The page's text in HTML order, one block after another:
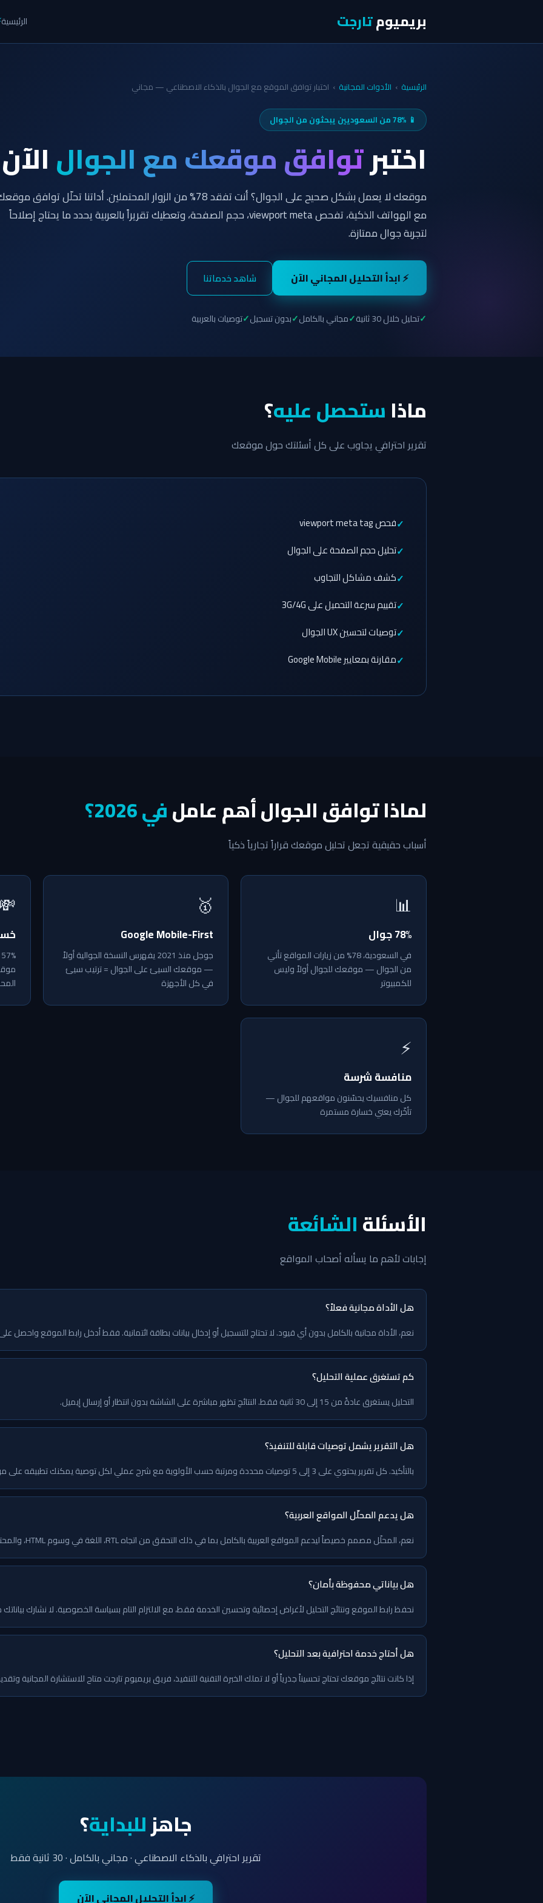
بريميومتارجت الرئيسية
الرئيسية › الأدوات المجانية › اختبار توافق الموقع مع الجوال بالذكاء الاصطناعي — مجاني
📱 78% من السعوديين يبحثون من الجوال
اختبرتوافق موقعك مع الجوالالآن
موقعك لا يعمل بشكل صحيح على الجوال؟ أنت تفقد 78% من الزوار المحتملين. أداتنا تحلّل توافق
مع الهواتف الذكية، تفحص viewport meta، حجم الصفحة، وتعطيك تقريراً بالعربية يحدد ما يحتاج إصلاحاً
لتجربة جوال ممتازة.
⚡ ابدأ التحليل المجاني الآن شاهد خدماتنا
تحليل خلال 30 ثانية مجاني بالكامل بدون تسجيل توصيات بالعربية
ماذا ستحصل عليه؟
تقرير احترافي يجاوب على كل أسئلتك حول موقعك
فحص viewport meta tag
تحليل حجم الصفحة على الجوال
كشف مشاكل التجاوب
تقييم سرعة التحميل على 3G/4G
توصيات لتحسين UX الجوال
مقارنة بمعايير Google Mobile
لماذا توافق الجوال أهم عاملفي 2026؟
أسباب حقيقية تجعل تحليل موقعك قراراً تجارياً ذكياً
📊
78% جوال
في السعودية، 78% من زيارات المواقع تأتي
من الجوال — موقعك للجوال أولاً وليس
للكمبيوتر
🥇
Google Mobile-First
جوجل منذ 2021 يفهرس النسخة الجوالية أولاً
— موقعك السيئ على الجوال = ترتيب سيئ
في كل الأجهزة
💸
⚡
منافسة شرسة
كل منافسيك يحسّنون مواقعهم للجوال —
تأخّرك يعني خسارة مستمرة
الأسئلةالشائعة
إجابات لأهم ما يسأله أصحاب المواقع
هل الأداة مجانية فعلاً؟
نعم، الأداة مجانية بالكامل بدون أي قيود. لا تحتاج للتسجيل أو إدخال بيانات بطاقة ائتمانية. فقط أدخل رابط الموقع واحصل على
كم تستغرق عملية التحليل؟
التحليل يستغرق عادةً من 15 إلى 30 ثانية فقط. النتائج تظهر مباشرة على الشاشة بدون انتظار أو إرسال إيميل.
هل التقرير يشمل توصيات قابلة للتنفيذ؟
بالتأكيد. كل تقرير يحتوي على 3 إلى 5 توصيات محددة ومرتبة حسب الأولوية مع شرح عملي لكل توصية يمكنك تطبيقه على موقعك مباشرة.
هل يدعم المحلّل المواقع العربية؟
نعم، المحلّل مصمم خصيصاً ليدعم المواقع العربية بالكامل بما في ذلك التحقق من اتجاه RTL، اللغة في وسوم HTML، والمحتوى العربي. التقرير متوفر بثلاث لغات.
هل بياناتي محفوظة بأمان؟
نحفظ رابط الموقع ونتائج التحليل لأغراض إحصائية وتحسين الخدمة فقط، مع الالتزام التام بسياسة الخصوصية. لا نشارك
هل أحتاج خدمة احترافية بعد التحليل؟
إذا كانت نتائج موقعك تحتاج تحسيناً جذرياً أو لا تملك الخبرة التقنية للتنفيذ، فريق بريميوم تارجت متاح للاستشارة المجانية
جاهزللبداية؟
تقرير احترافي بالذكاء الاصطناعي · مجاني بالكامل · 30 ثانية فقط
⚡ ابدأ التحليل المجاني الآن